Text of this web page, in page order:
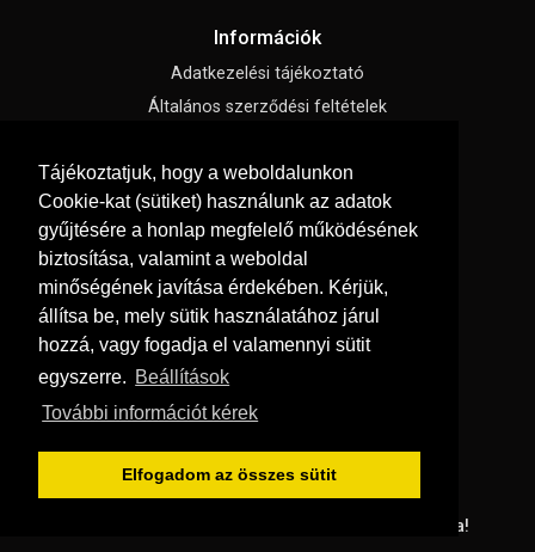
Tájékoztatjuk, hogy a weboldalunkon
Cookie-kat (sütiket) használunk az adatok
gyűjtésére a honlap megfelelő működésének
biztosítása, valamint a weboldal
minőségének javítása érdekében. Kérjük,
állítsa be, mely sütik használatához járul
hozzá, vagy fogadja el valamennyi sütit
egyszerre. Beállítások
További információt kérek
Elfogadom az összes sütit
Információk
Adatkezelési tájékoztató
Általános szerződési feltételek
Süti beállítások
Menü
Hírek, cikkek
Kapcsolat
Letölthető katalógusok
Szállítás és fizetés
Vásárlási feltételek
Minden jog fenntartva!